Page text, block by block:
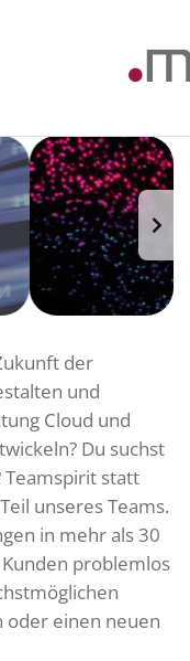
der
und
Cloud und
Du suchst
Teamspirit statt
unseres Teams.
in mehr als 30
problemlos
einen neuen